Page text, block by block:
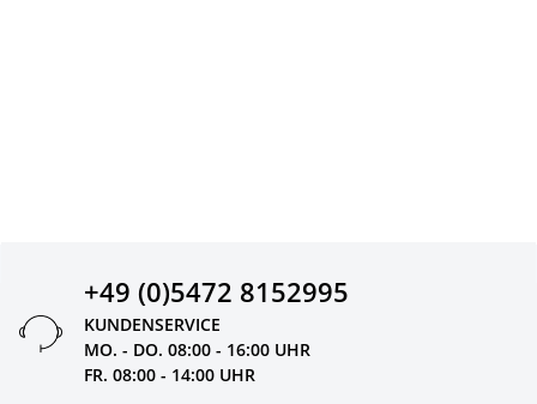
+49 (0)5472 8152995
KUNDENSERVICE
MO. - DO. 08:00 - 16:00 UHR
FR. 08:00 - 14:00 UHR